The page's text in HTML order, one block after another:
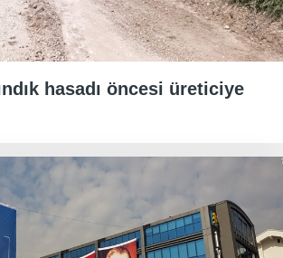
hasadı öncesi üreticiye